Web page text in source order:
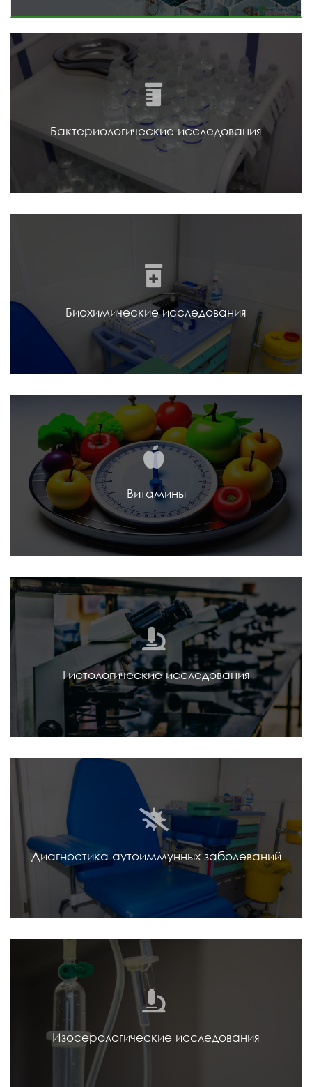
Бактериологические исследования
Биохимические исследования
Витамины
Гистологические исследования
Диагностика аутоиммунных заболеваний
Изосерологические исследования